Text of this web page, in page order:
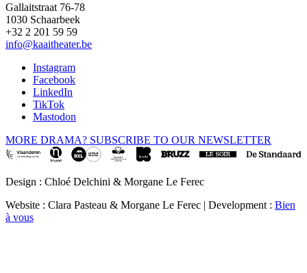
Gallaitstraat 76-78
1030 Schaarbeek
+32 2 201 59 59
info@kaaitheater.be
Instagram
Facebook
LinkedIn
TikTok
Mastodon
MORE DRAMA? SUBSCRIBE TO OUR NEWSLETTER
Design : Chloé Delchini & Morgane Le Ferec
Website : Clara Pasteau & Morgane Le Ferec | Development : Bien
à vous